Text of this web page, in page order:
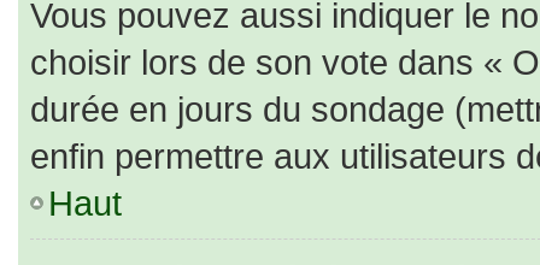
Vous pouvez aussi indiquer le
choisir lors de son vote dans «
durée en jours du sondage
enfin permettre aux utilisateurs
Haut